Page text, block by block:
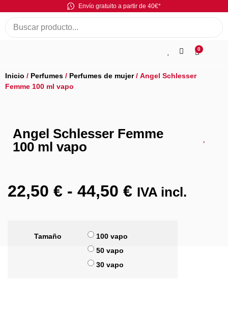
Envío gratuito a partir de 40€*
0
Inicio / Perfumes / Perfumes de mujer/ Angel Schlesser
Femme 100 ml vapo
Angel Schlesser Femme
100 ml vapo
22,50 € - 44,50 € IVA incl.
Tamaño
100 vapo
50 vapo
30 vapo